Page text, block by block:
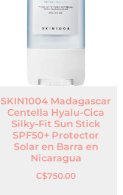
SKIN1004 Madagascar
Centella Hyalu-Cica
Silky-Fit Sun Stick
SPF50+ Protector
Solar en Barra en
Nicaragua
C$750.00